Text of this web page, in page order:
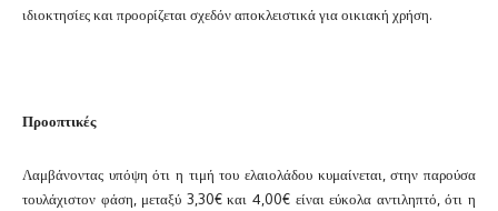
ιδιοκτησίες και προορίζεται σχεδόν αποκλειστικά για οικιακή χρήση.
Προοπτικές
Λαμβάνοντας υπόψη ότι η τιμή του ελαιολάδου κυμαίνεται, στην παρούσα
τουλάχιστον φάση, μεταξύ 3,30€ και 4,00€ είναι εύκολα αντιληπτό, ότι η